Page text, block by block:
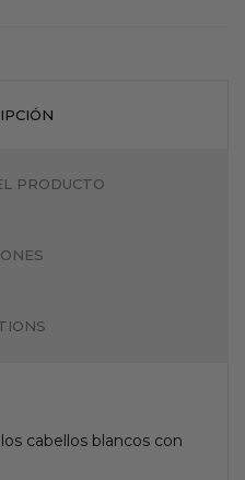
PRODUCTO
cabellos blancos con